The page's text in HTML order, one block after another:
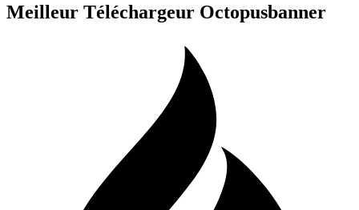
Meilleur Téléchargeur Octopusbanner